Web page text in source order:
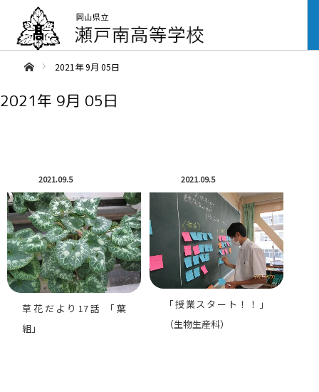
ああホーム2021年 9月 05日
2021年 9月 05日
2021.09.5
草花だより17話 「葉
組」
2021.09.5
「授業スタート！！」
（生物生産科）